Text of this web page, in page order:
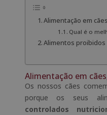
Alimentação em
Qual é o
Alimentos proibidos
Alimentação em
Os nossos cães
porque os seus
controlados